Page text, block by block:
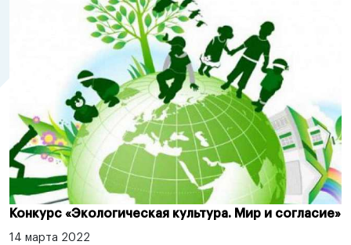
Конкурс «Экологическая культура. Мир и согласие»
14 марта 2022